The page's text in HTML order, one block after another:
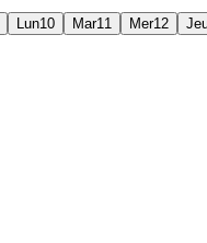
Lun10 Mar11 Mer12